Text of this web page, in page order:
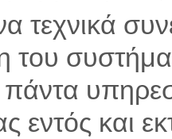
τεχνικά
του
εντός και